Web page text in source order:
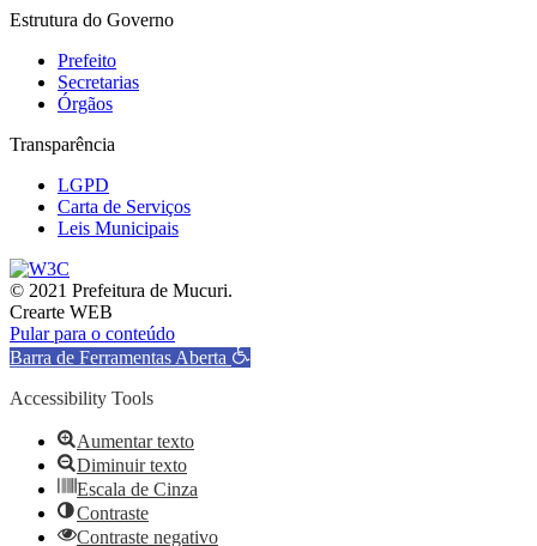
Estrutura do Governo
Prefeito
Secretarias
Órgãos
Transparência
LGPD
Carta de Serviços
Leis Municipais
© 2021 Prefeitura de Mucuri.
Crearte WEB
Pular para o conteúdo
Barra de Ferramentas Aberta
Accessibility Tools
Aumentar texto
Diminuir texto
Escala de Cinza
Contraste
Contraste negativo